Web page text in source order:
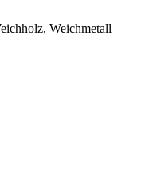
Weichmetall